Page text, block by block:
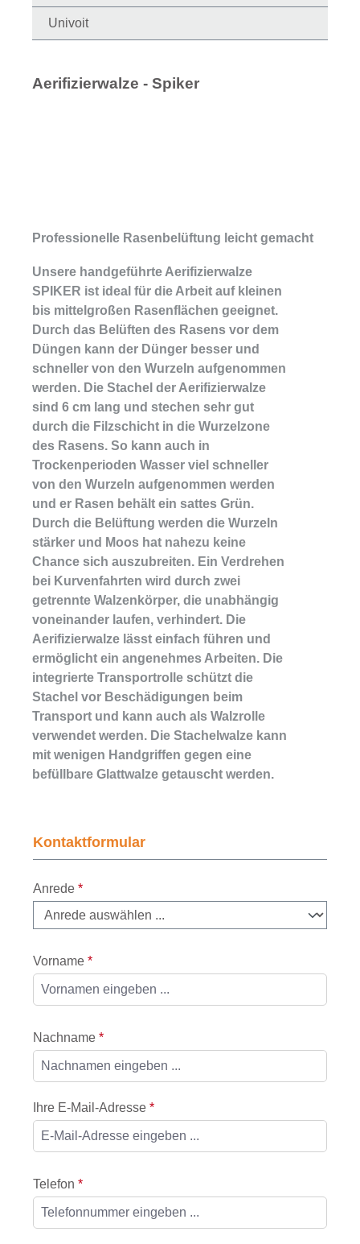
Univoit
Aerifizierwalze - Spiker
Professionelle Rasenbelüftung leicht gemacht
Unsere handgeführte Aerifizierwalze
SPIKER ist ideal für die Arbeit auf kleinen
bis mittelgroßen Rasenflächen geeignet.
Durch das Belüften des Rasens vor dem
Düngen kann der Dünger besser und
schneller von den Wurzeln aufgenommen
werden. Die Stachel der Aerifizierwalze
sind 6 cm lang und stechen sehr gut
durch die Filzschicht in die Wurzelzone
des Rasens. So kann auch in
Trockenperioden Wasser viel schneller
von den Wurzeln aufgenommen werden
und er Rasen behält ein sattes Grün.
Durch die Belüftung werden die Wurzeln
stärker und Moos hat nahezu keine
Chance sich auszubreiten. Ein Verdrehen
bei Kurvenfahrten wird durch zwei
getrennte Walzenkörper, die unabhängig
voneinander laufen, verhindert. Die
Aerifizierwalze lässt einfach führen und
ermöglicht ein angenehmes Arbeiten. Die
integrierte Transportrolle schützt die
Stachel vor Beschädigungen beim
Transport und kann auch als Walzrolle
verwendet werden. Die Stachelwalze kann
mit wenigen Handgriffen gegen eine
befüllbare Glattwalze getauscht werden.
Kontaktformular
Anrede *
Vorname *
Nachname *
Ihre E-Mail-Adresse *
Telefon *